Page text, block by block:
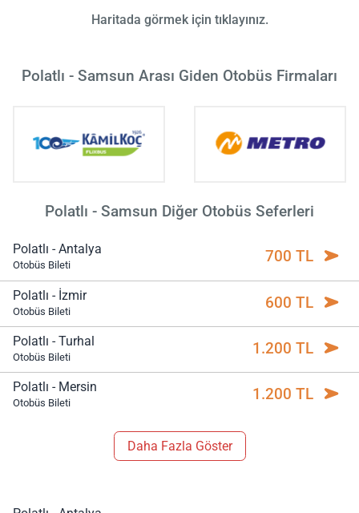
Haritada görmek için tıklayınız.
Polatlı - Samsun Arası Giden Otobüs Firmaları
Polatlı - Samsun Diğer Otobüs Seferleri
Polatlı - Antalya
Otobüs Bileti 700 TL
Polatlı - İzmir
Otobüs Bileti 600 TL
Polatlı - Turhal
Otobüs Bileti 1.200 TL
Polatlı - Mersin
Otobüs Bileti 1.200 TL
Daha Fazla Göster